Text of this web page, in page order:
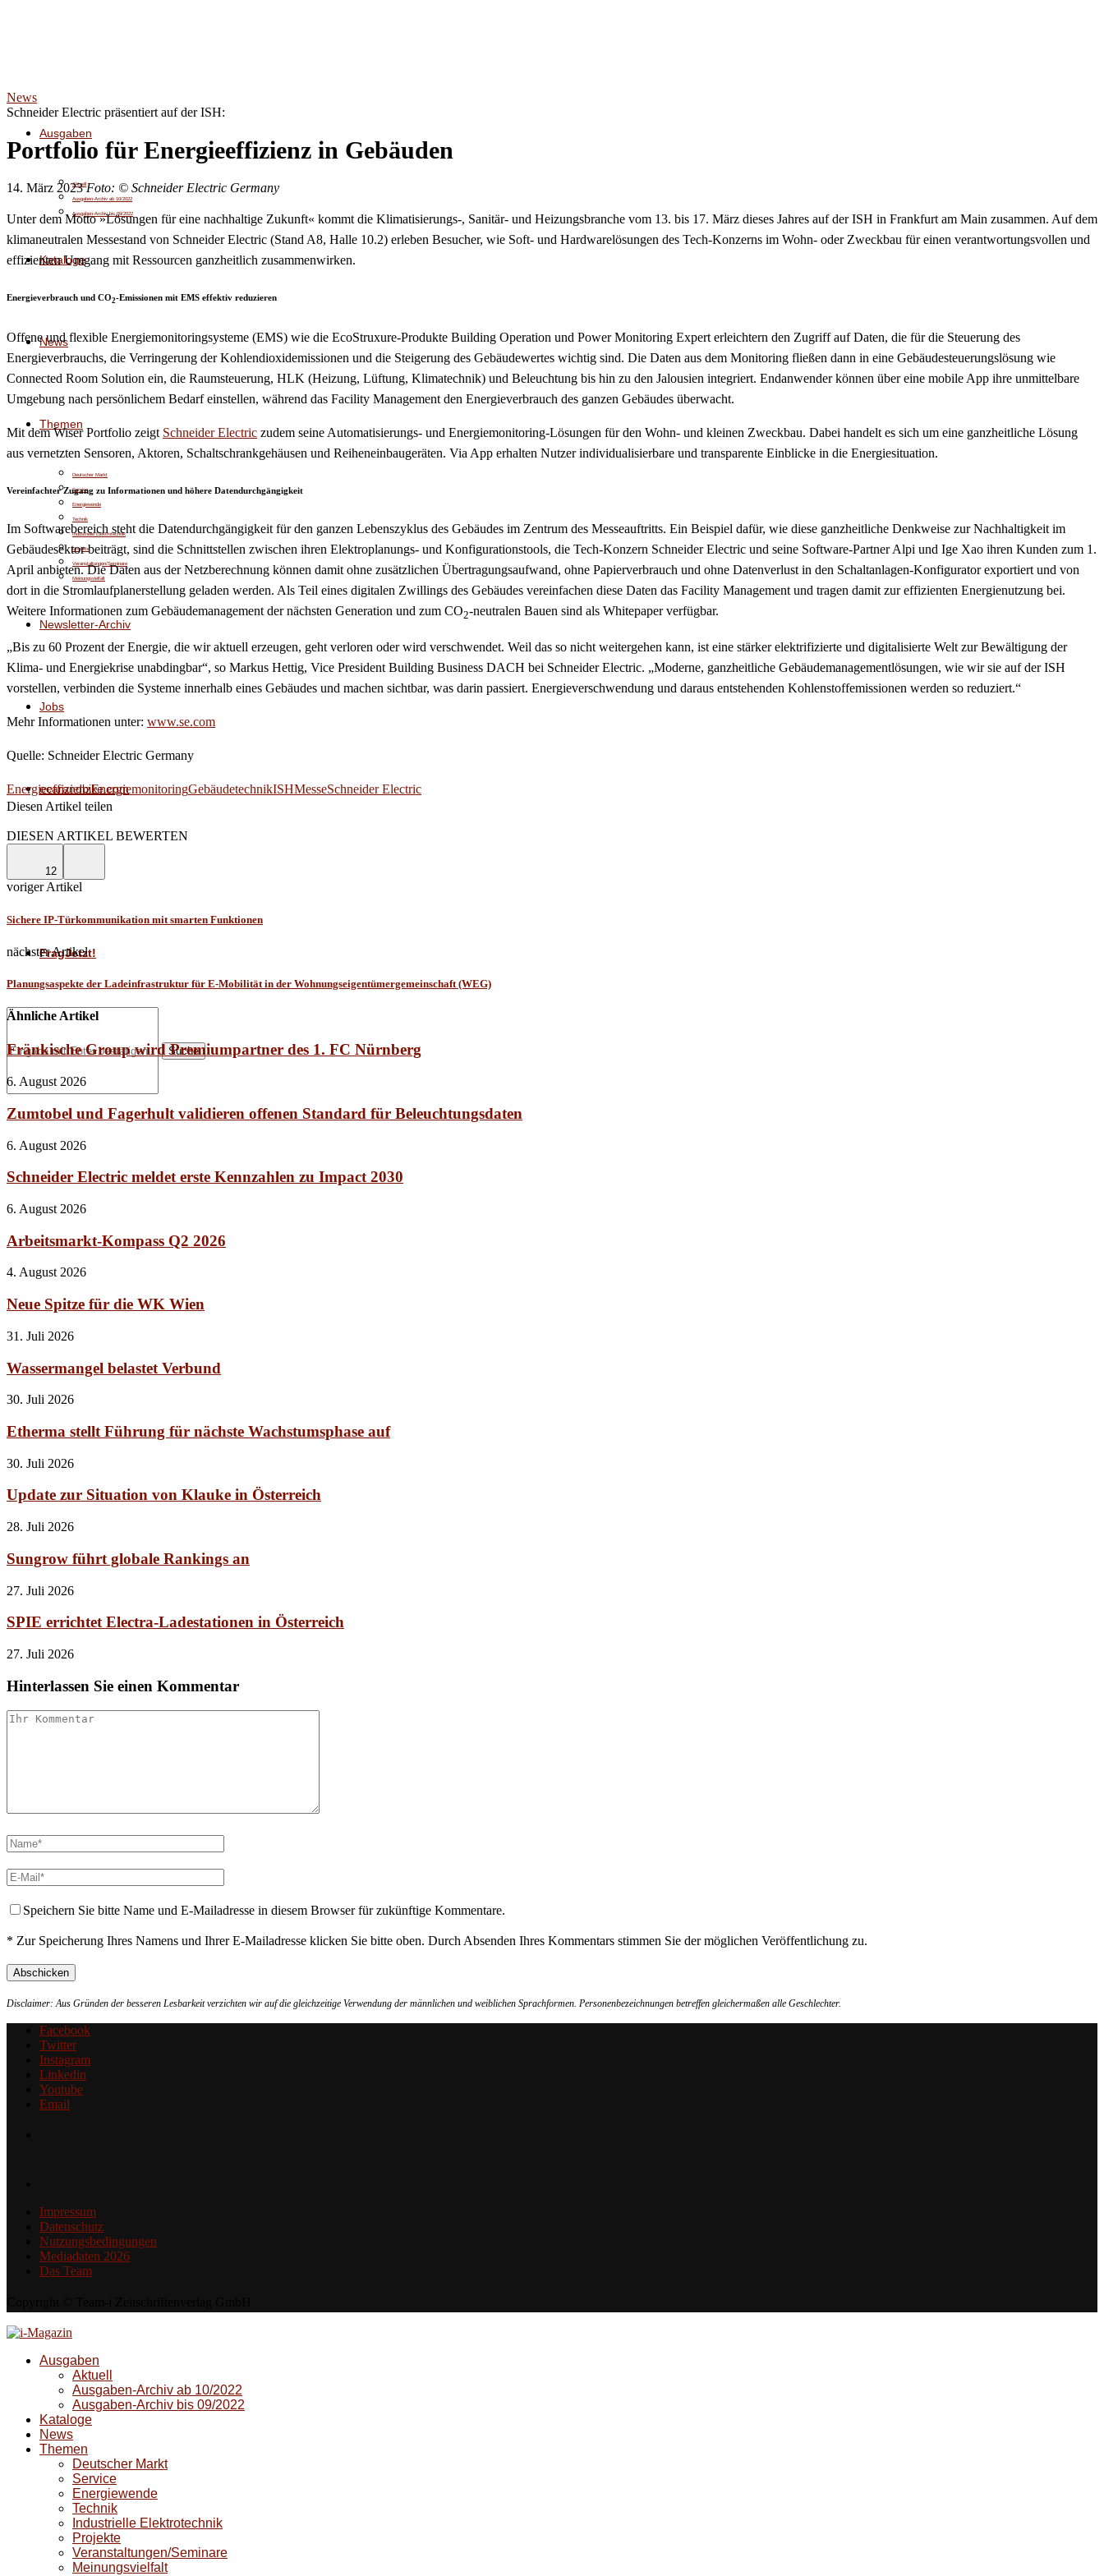
Ausgaben
Aktuell
Ausgaben-Archiv ab 10/2022
Ausgaben-Archiv bis 09/2022
Kataloge
News
Themen
Deutscher Markt
Service
Energiewende
Technik
Industrielle Elektrotechnik
Projekte
Veranstaltungen/Seminare
Meinungsvielfalt
Newsletter-Archiv
Jobs
ecarandbike.com
SmartGyver
FragJetzt!
Suche
News
Schneider Electric präsentiert auf der ISH:
Portfolio für Energieeffizienz in Gebäuden
14. März 2023 Foto: © Schneider Electric Germany
Unter dem Motto »Lösungen für eine nachhaltige Zukunft« kommt die Klimatisierungs-, Sanitär- und Heizungsbranche vom 13. bis 17. März dieses Jahres auf der ISH in Frankfurt am Main zusammen. Auf dem
klimaneutralen Messestand von Schneider Electric (Stand A8, Halle 10.2) erleben Besucher, wie Soft- und Hardwarelösungen des Tech-Konzerns im Wohn- oder Zweckbau für einen verantwortungsvollen und
effizienten Umgang mit Ressourcen ganzheitlich zusammenwirken.
Energieverbrauch und CO2-Emissionen mit EMS effektiv reduzieren
Offene und flexible Energiemonitoringsysteme (EMS) wie die EcoStruxure-Produkte Building Operation und Power Monitoring Expert erleichtern den Zugriff auf Daten, die für die Steuerung des
Energieverbrauchs, die Verringerung der Kohlendioxidemissionen und die Steigerung des Gebäudewertes wichtig sind. Die Daten aus dem Monitoring fließen dann in eine Gebäudesteuerungslösung wie
Connected Room Solution ein, die Raumsteuerung, HLK (Heizung, Lüftung, Klimatechnik) und Beleuchtung bis hin zu den Jalousien integriert. Endanwender können über eine mobile App ihre unmittelbare
Umgebung nach persönlichem Bedarf einstellen, während das Facility Management den Energieverbrauch des ganzen Gebäudes überwacht.
Mit dem Wiser Portfolio zeigt Schneider Electric zudem seine Automatisierungs- und Energiemonitoring-Lösungen für den Wohn- und kleinen Zweckbau. Dabei handelt es sich um eine ganzheitliche Lösung
aus vernetzten Sensoren, Aktoren, Schaltschrankgehäusen und Reiheneinbaugeräten. Via App erhalten Nutzer individualisierbare und transparente Einblicke in die Energiesituation.
Vereinfachter Zugang zu Informationen und höhere Datendurchgängigkeit
Im Softwarebereich steht die Datendurchgängigkeit für den ganzen Lebenszyklus des Gebäudes im Zentrum des Messeauftritts. Ein Beispiel dafür, wie diese ganzheitliche Denkweise zur Nachhaltigkeit im
Gebäudesektor beiträgt, sind die Schnittstellen zwischen ihren Elektroplanungs- und Konfigurationstools, die Tech-Konzern Schneider Electric und seine Software-Partner Alpi und Ige Xao ihren Kunden zum 1.
April anbieten. Die Daten aus der Netzberechnung können damit ohne zusätzlichen Übertragungsaufwand, ohne Papierverbrauch und ohne Datenverlust in den Schaltanlagen-Konfigurator exportiert und von
dort in die Stromlaufplanerstellung geladen werden. Als Teil eines digitalen Zwillings des Gebäudes vereinfachen diese Daten das Facility Management und tragen damit zur effizienten Energienutzung bei.
Weitere Informationen zum Gebäudemanagement der nächsten Generation und zum CO2-neutralen Bauen sind als Whitepaper verfügbar.
„Bis zu 60 Prozent der Energie, die wir aktuell erzeugen, geht verloren oder wird verschwendet. Weil das so nicht weitergehen kann, ist eine stärker elektrifizierte und digitalisierte Welt zur Bewältigung der
Klima- und Energiekrise unabdingbar“, so Markus Hettig, Vice President Building Business DACH bei Schneider Electric. „Moderne, ganzheitliche Gebäudemanagementlösungen, wie wir sie auf der ISH
vorstellen, verbinden die Systeme innerhalb eines Gebäudes und machen sichtbar, was darin passiert. Energieverschwendung und daraus entstehenden Kohlenstoffemissionen werden so reduziert.“
Mehr Informationen unter: www.se.com
Quelle: Schneider Electric Germany
EnergieeffizienzEnergiemonitoringGebäudetechnikISHMesseSchneider Electric
Diesen Artikel teilen
DIESEN ARTIKEL BEWERTEN
12
voriger Artikel
Sichere IP-Türkommunikation mit smarten Funktionen
nächster Artikel
Planungsaspekte der Ladeinfrastruktur für E-Mobilität in der Wohnungseigentümergemeinschaft (WEG)
Ähnliche Artikel
Fränkische Group wird Premiumpartner des 1. FC Nürnberg
6. August 2026
Zumtobel und Fagerhult validieren offenen Standard für Beleuchtungsdaten
6. August 2026
Schneider Electric meldet erste Kennzahlen zu Impact 2030
6. August 2026
Arbeitsmarkt-Kompass Q2 2026
4. August 2026
Neue Spitze für die WK Wien
31. Juli 2026
Wassermangel belastet Verbund
30. Juli 2026
Etherma stellt Führung für nächste Wachstumsphase auf
30. Juli 2026
Update zur Situation von Klauke in Österreich
28. Juli 2026
Sungrow führt globale Rankings an
27. Juli 2026
SPIE errichtet Electra-Ladestationen in Österreich
27. Juli 2026
Hinterlassen Sie einen Kommentar
Speichern Sie bitte Name und E-Mailadresse in diesem Browser für zukünftige Kommentare.
* Zur Speicherung Ihres Namens und Ihrer E-Mailadresse klicken Sie bitte oben. Durch Absenden Ihres Kommentars stimmen Sie der möglichen Veröffentlichung zu.
Disclaimer: Aus Gründen der besseren Lesbarkeit verzichten wir auf die gleichzeitige Verwendung der männlichen und weiblichen Sprachformen. Personenbezeichnungen betreffen gleichermaßen alle Geschlechter.
Facebook
Twitter
Instagram
Linkedin
Youtube
Email
Impressum
Datenschutz
Nutzungsbedingungen
Mediadaten 2026
Das Team
Ausgaben
Aktuell
Ausgaben-Archiv ab 10/2022
Ausgaben-Archiv bis 09/2022
Kataloge
News
Themen
Deutscher Markt
Service
Energiewende
Technik
Industrielle Elektrotechnik
Projekte
Veranstaltungen/Seminare
Meinungsvielfalt